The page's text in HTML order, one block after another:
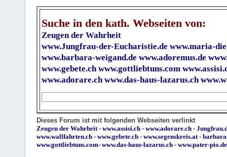
Suche in den kath. Webseiten von:
Zeugen der Wahrheit
www.Jungfrau-der-Eucharistie.de www.maria-
www.barbara-weigand.de www.adoremus.de
www.gebete.ch www.gottliebtuns.com
www.adorare.ch www.das-haus-lazarus.ch
Dieses Forum ist mit folgenden Webseiten verlinkt
Zeugen der Wahrheit - www.assisi.ch - www.adorare.ch -
www.wallfahrten.ch - www.gebete.ch - www.segenskreis.at -
www.gottliebtuns.com- www.das-haus-lazarus.ch - www.pater-pio.de